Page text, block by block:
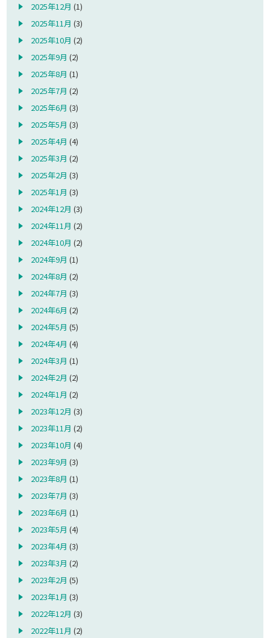
2025年12月 (1)
2025年11月 (3)
2025年10月 (2)
2025年9月 (2)
2025年8月 (1)
2025年7月 (2)
2025年6月 (3)
2025年5月 (3)
2025年4月 (4)
2025年3月 (2)
2025年2月 (3)
2025年1月 (3)
2024年12月 (3)
2024年11月 (2)
2024年10月 (2)
2024年9月 (1)
2024年8月 (2)
2024年7月 (3)
2024年6月 (2)
2024年5月 (5)
2024年4月 (4)
2024年3月 (1)
2024年2月 (2)
2024年1月 (2)
2023年12月 (3)
2023年11月 (2)
2023年10月 (4)
2023年9月 (3)
2023年8月 (1)
2023年7月 (3)
2023年6月 (1)
2023年5月 (4)
2023年4月 (3)
2023年3月 (2)
2023年2月 (5)
2023年1月 (3)
2022年12月 (3)
2022年11月 (2)